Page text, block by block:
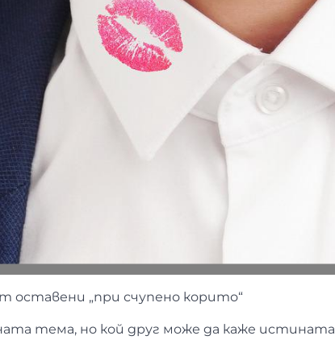
„при счупено корито“
тема, но кой друг може да каже истината